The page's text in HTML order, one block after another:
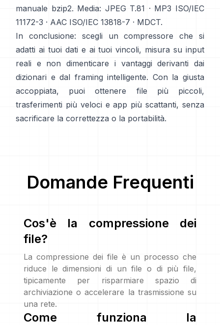
manuale bzip2. Media: JPEG T.81 · MP3 ISO/IEC
11172-3 · AAC ISO/IEC 13818-7 · MDCT.
In conclusione: scegli un compressore che si
adatti ai tuoi dati e ai tuoi vincoli, misura su input
reali e non dimenticare i vantaggi derivanti dai
dizionari e dal framing intelligente. Con la giusta
accoppiata, puoi ottenere file più piccoli,
trasferimenti più veloci e app più scattanti, senza
sacrificare la correttezza o la portabilità.
Domande Frequenti
Cos'è la compressione dei
file?
La compressione dei file è un processo che
riduce le dimensioni di un file o di più file,
tipicamente per risparmiare spazio di
archiviazione o accelerare la trasmissione su
una rete.
Come funziona la